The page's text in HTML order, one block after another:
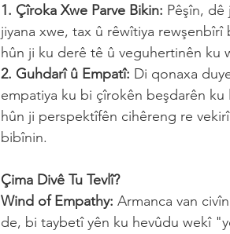
1. Çîroka Xwe Parve Bikin: Pêşîn,
jiyana xwe, tax û rêwîtiya
hûn ji ku derê tê û veguhertinên ku
2. Guhdarî û Empatî: Di qonaxa
empatiya ku bi çîrokên beşdarên
hûn ji perspektîfên cihêreng re
bibînin.
Çima Divê Tu Tevlî?
Wind of Empathy: Armanca van
de, bi taybetî yên ku hevûdu wekî